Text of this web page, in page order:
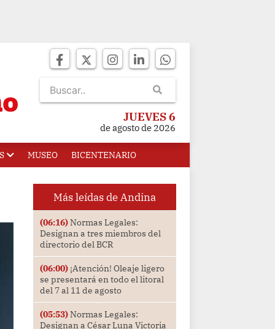
JUEVES 6
de agosto de 2026
MUSEO BICENTENARIO
Más leídas de Andina
(06:16)Normas Legales:
Designan a tres miembros del
directorio del BCR
(06:00)¡Atención! Oleaje ligero
se presentará en todo el litoral
del 7 al 11 de agosto
(05:53)Normas Legales:
Designan a César Luna Victoria